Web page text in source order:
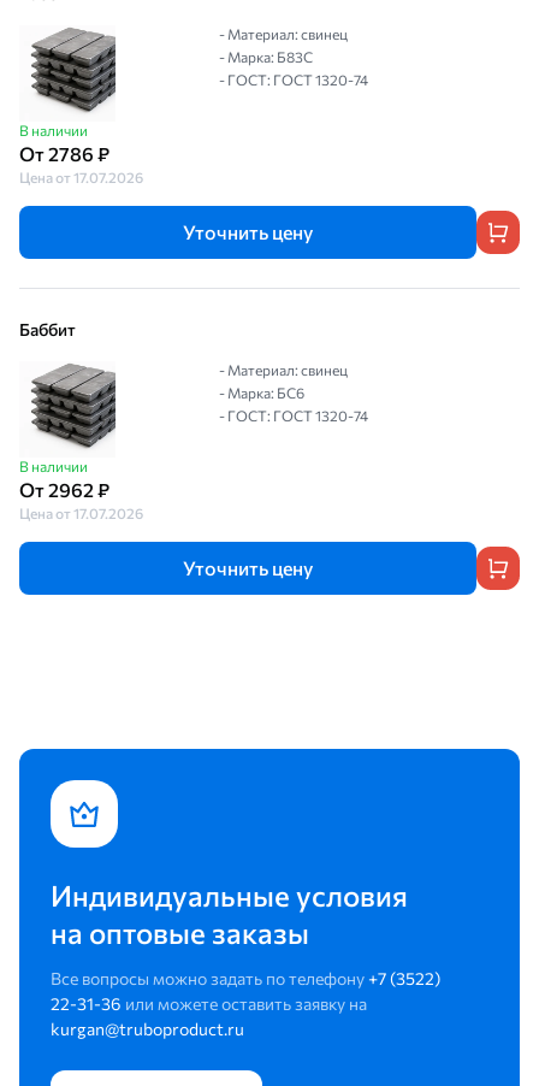
В наличии
От 2786 ₽
Цена от 17.07.2026
- Материал: свинец
- Марка: Б83С
- ГОСТ: ГОСТ 1320-74
Уточнить цену
Баббит
В наличии
От 2962 ₽
Цена от 17.07.2026
- Материал: свинец
- Марка: БС6
- ГОСТ: ГОСТ 1320-74
Уточнить цену
Индивидуальные условия
на оптовые заказы
Все вопросы можно задать по телефону +7 (3522)
22-31-36 или можете оставить заявку на
kurgan@truboproduct.ru